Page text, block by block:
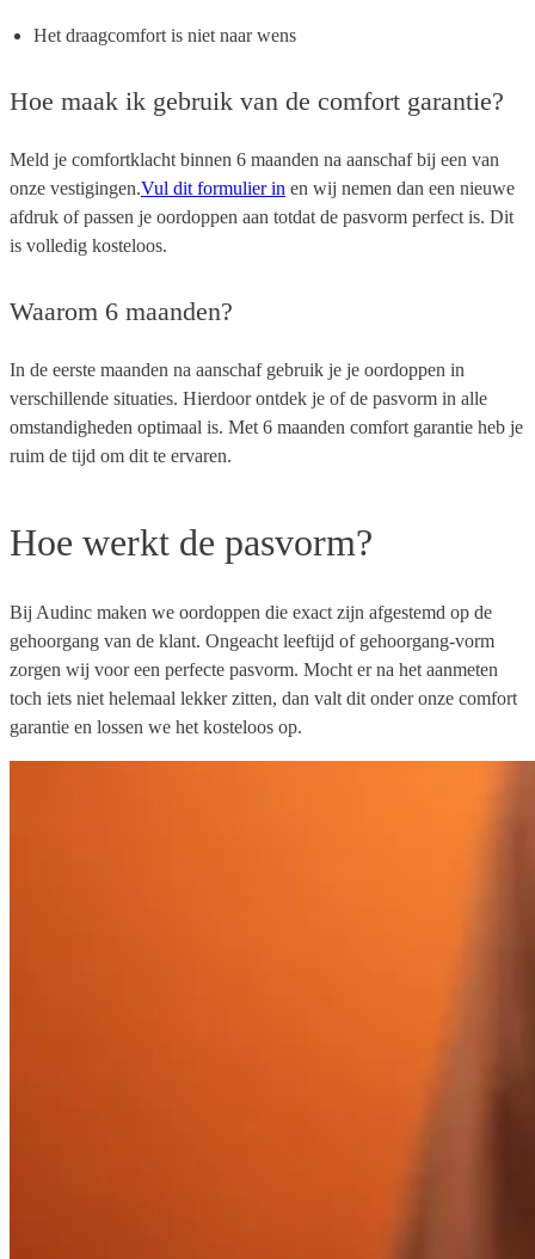
Het draagcomfort is niet naar wens
Hoe maak ik gebruik van de comfort garantie?
Meld je comfortklacht binnen 6 maanden na aanschaf bij een van
onze vestigingen.Vul dit formulier in en wij nemen dan een nieuwe
afdruk of passen je oordoppen aan totdat de pasvorm perfect is. Dit
is volledig kosteloos.
Waarom 6 maanden?
In de eerste maanden na aanschaf gebruik je je oordoppen in
verschillende situaties. Hierdoor ontdek je of de pasvorm in alle
omstandigheden optimaal is. Met 6 maanden comfort garantie heb je
ruim de tijd om dit te ervaren.
Hoe werkt de pasvorm?
Bij Audinc maken we oordoppen die exact zijn afgestemd op de
gehoorgang van de klant. Ongeacht leeftijd of gehoorgang-vorm
zorgen wij voor een perfecte pasvorm. Mocht er na het aanmeten
toch iets niet helemaal lekker zitten, dan valt dit onder onze comfort
garantie en lossen we het kosteloos op.